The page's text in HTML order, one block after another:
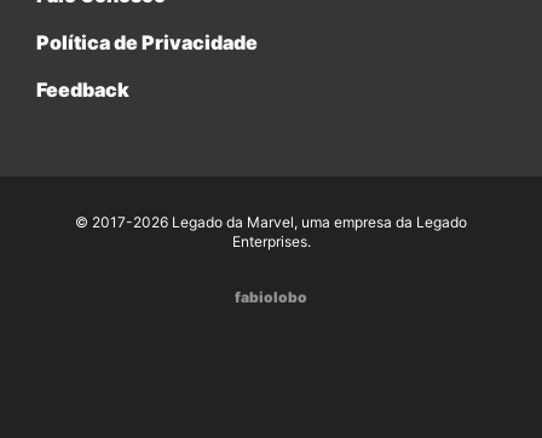
Política de Privacidade
Feedback
© 2017-2026 Legado da Marvel, uma empresa da Legado
Enterprises.
fabiolobo